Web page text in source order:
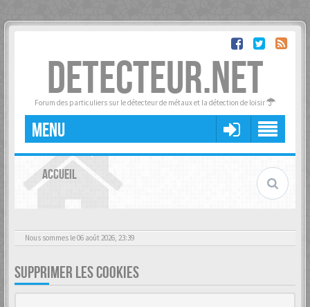
DETECTEUR.NET
Forum des particuliers sur le détecteur de métaux et la détection de loisir
MENU
ACCUEIL
Nous sommes le 06 août 2026, 23:39
SUPPRIMER LES COOKIES